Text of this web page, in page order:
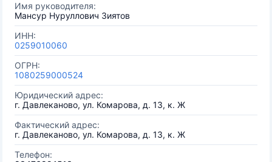
Имя руководителя:
Мансур Нуруллович Зиятов
ИНН:
0259010060
ОГРН:
1080259000524
Юридический адрес:
г. Давлеканово, ул. Комарова, д. 13, к. Ж
Фактический адрес:
г. Давлеканово, ул. Комарова, д. 13, к. Ж
Телефон: